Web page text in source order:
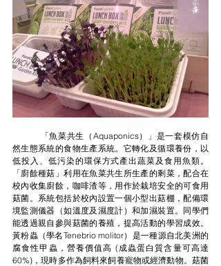
然生態系統的食物生產系統。它轉化及循環養份，以
低投入、低污染的環保方式產出蔬菜及食用魚類。
「廚餘種菇」利用在魚菜共生所生產的剩菜，配合在
校內收集廚餘，咖啡渣等，用作於栽培安全的可食用
菇菌。系統包括於校內設置一個小型出菇棚，配備環
境監測儀器（如溫度及濕度計）和加濕裝置。同學們
能透過親自參與菇菌的養殖，提高活動的學習成效。
黃粉蟲（學名Tenebrio molitor）是一種源自北美洲的
腐食性甲蟲，營養價值高 (成蟲蛋白質含量可高達
60%)，現時多作為飼料來飼養寵物或經濟動物。菇菌